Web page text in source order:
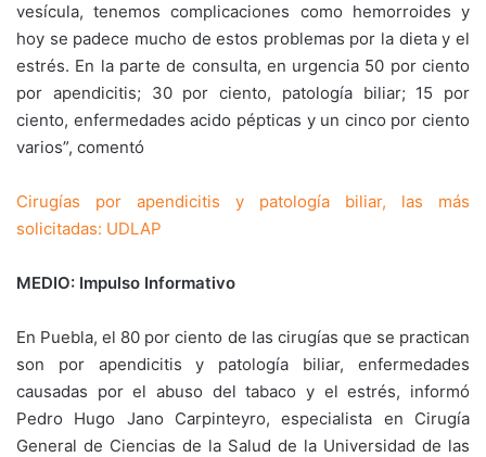
vesícula, tenemos complicaciones como hemorroides y
hoy se padece mucho de estos problemas por la dieta y el
estrés. En la parte de consulta, en urgencia 50 por ciento
por apendicitis; 30 por ciento, patología biliar; 15 por
ciento, enfermedades acido pépticas y un cinco por ciento
varios”, comentó
Cirugías por apendicitis y patología biliar, las más
solicitadas: UDLAP
MEDIO: Impulso Informativo
En Puebla, el 80 por ciento de las cirugías que se practican
son por apendicitis y patología biliar, enfermedades
causadas por el abuso del tabaco y el estrés, informó
Pedro Hugo Jano Carpinteyro, especialista en Cirugía
General de Ciencias de la Salud de la Universidad de las